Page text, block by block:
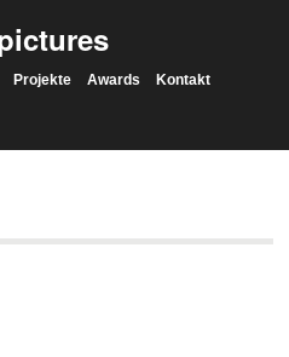
Projekte Awards
Kontakt